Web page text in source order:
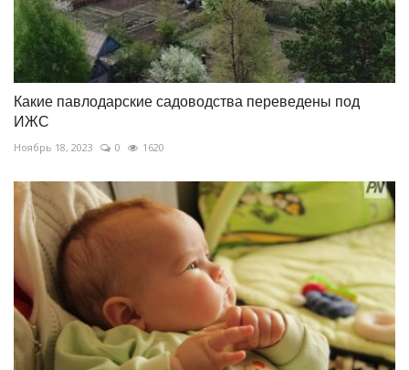
Какие павлодарские садоводства переведены под
ИЖС
Ноябрь 18, 2023 0 1620